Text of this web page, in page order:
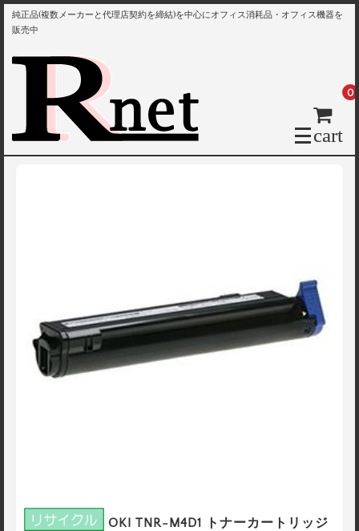
純正品(複数メーカーと代理店契約を締結)を中心にオフィス消耗品・オフィス機器を
販売中
cart
0
OKI TNR-M4D1 トナーカートリッジ